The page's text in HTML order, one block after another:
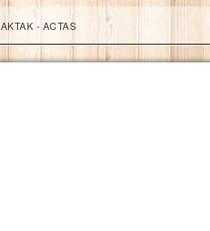
AKTAK - ACTAS